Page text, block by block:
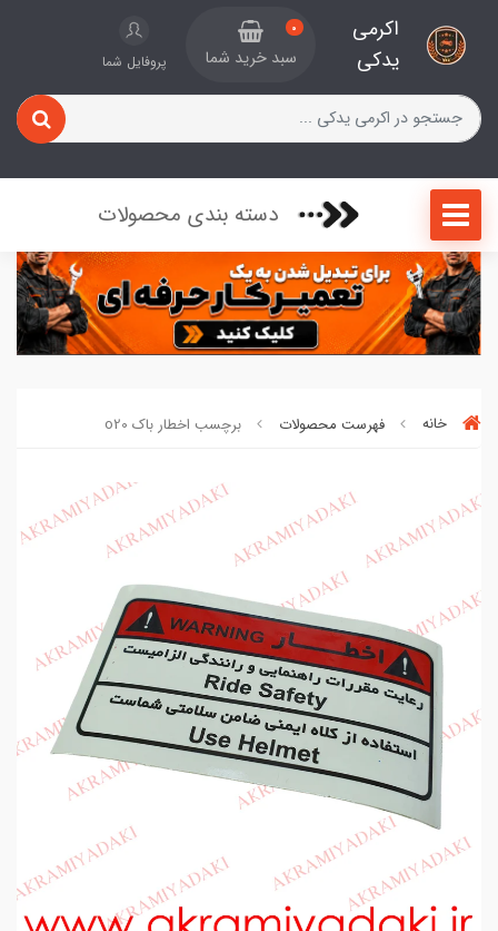
اکرمی
یدکی
0
سبد خرید شما پروفایل شما
دسته بندی محصولات
خانه فهرست محصولات برچسب اخطار باک o20